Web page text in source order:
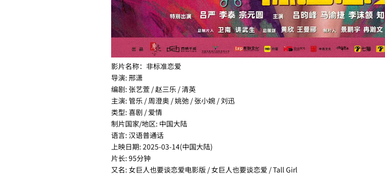
影片名称：非标准恋爱
导演: 邢潇
编剧: 张艺萱 / 赵三乐 / 清英
主演: 管乐 / 周澄奥 / 姚弛 / 张小婉 / 刘迅
类型: 喜剧 / 爱情
制片国家/地区: 中国大陆
语言: 汉语普通话
上映日期: 2025-03-14(中国大陆)
片长: 95分钟
又名: 女巨人也要谈恋爱电影版 / 女巨人也要谈恋爱 / Tall Girl